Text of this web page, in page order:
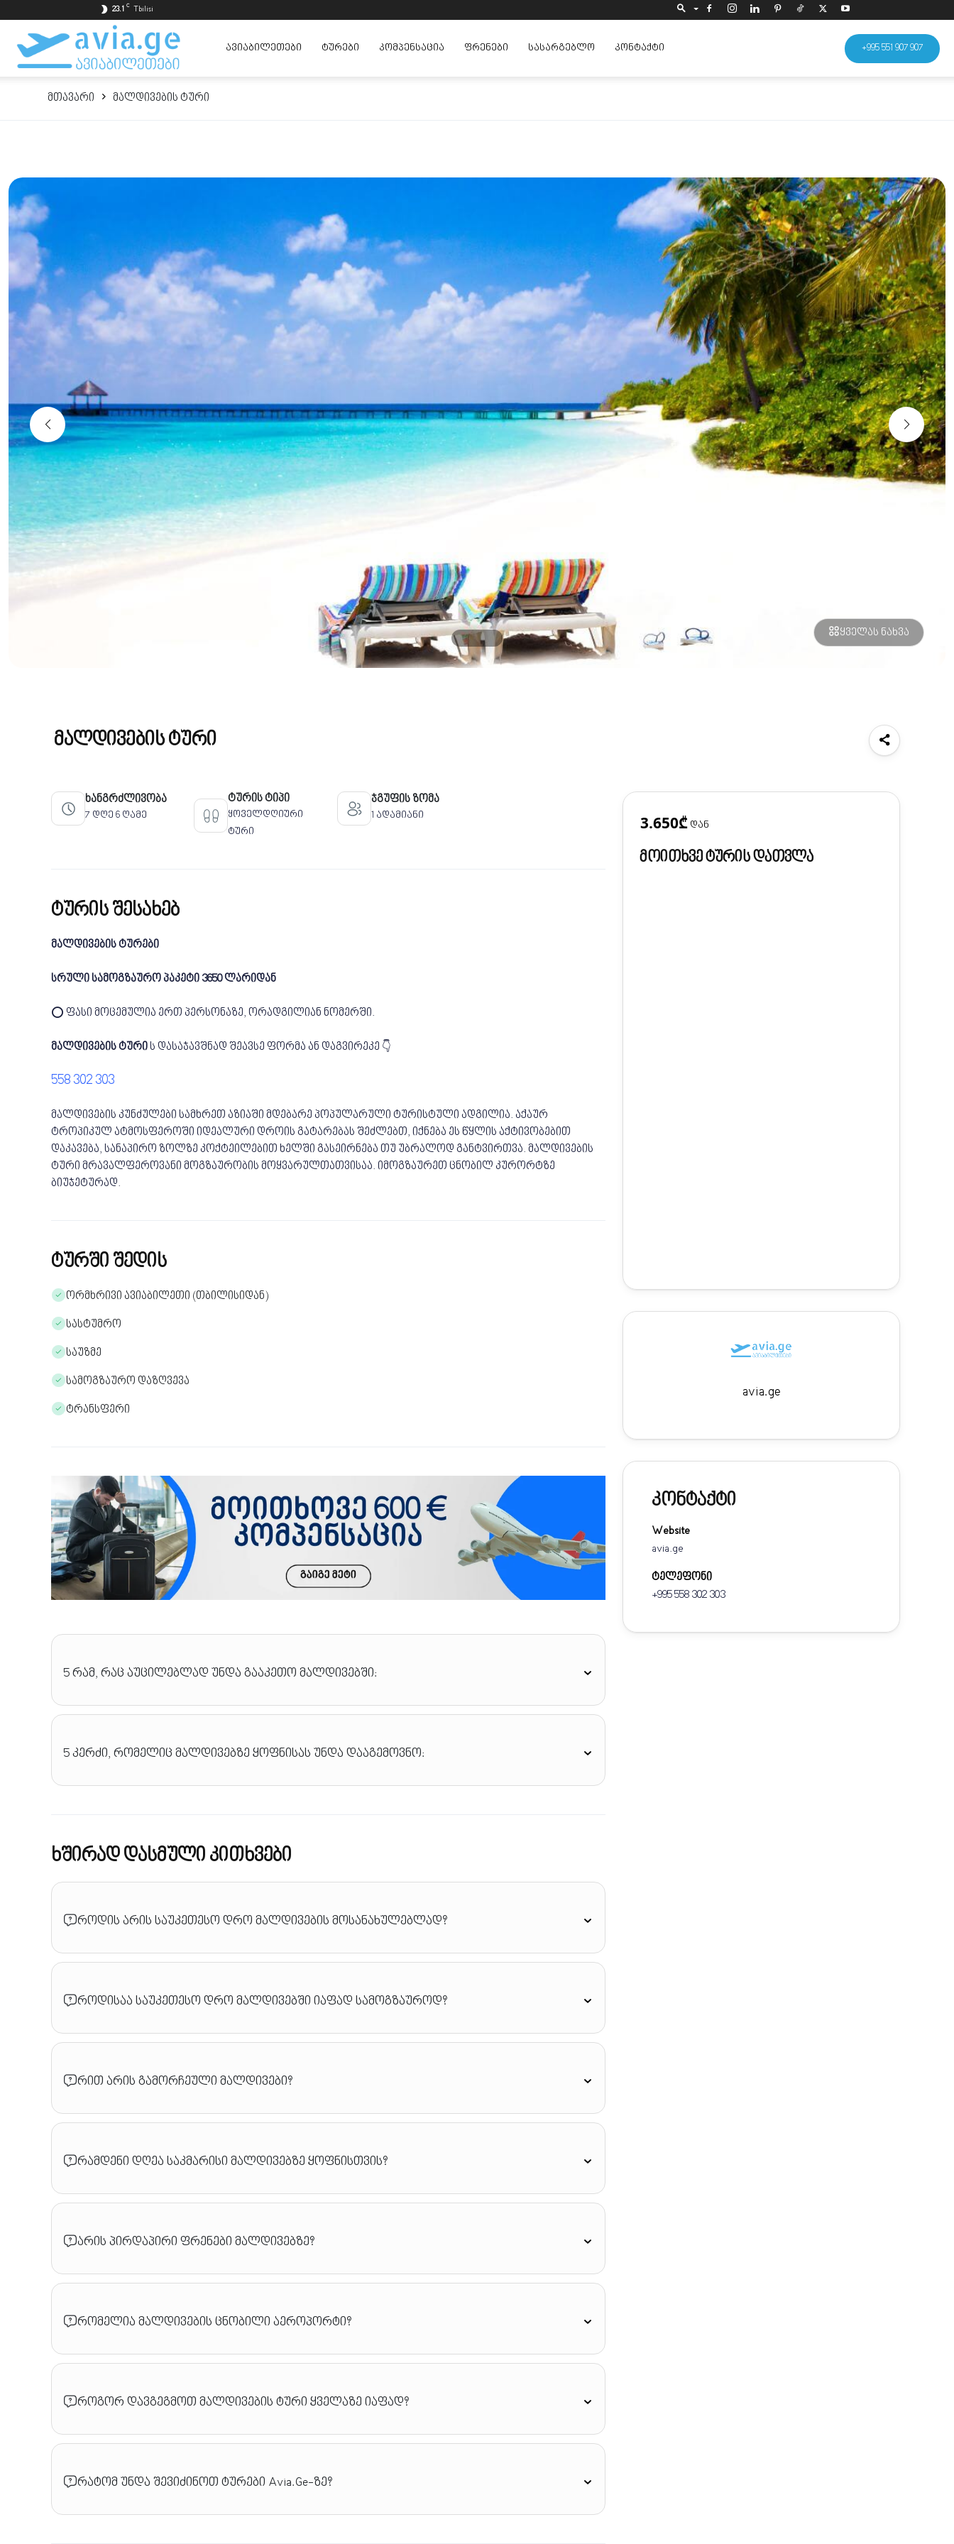
23.1 C Tbilisi
+995 551 907 907
ავიაბილეთები
ყველაზე
ᲐᲕᲘᲐᲑᲘᲚᲔᲗᲔᲑᲘ ᲢᲣᲠᲔᲑᲘ ᲙᲝᲛᲞᲔᲜᲡᲐᲪᲘᲐ ᲤᲠᲔᲜᲔᲑᲘ ᲡᲐᲡᲐᲠᲒᲔᲑᲚᲝ ᲙᲝᲜᲢᲐᲥᲢᲘ
მთავარი მალდივების ტური
ყველას ნახვა
მალდივების ტური
ხანგრძლივობა
7 დღე 6 ღამე
ტურის ტიპი
ყოველდღიური
ტური
ჯგუფის ზომა
1 ადამიანი
ტურის შესახებ
მალდივების ტურები
სრული სამოგზაურო პაკეტი 3650 ლარიდან
⭕ ფასი მოცემულია ერთ პერსონაზე, ორადგილიან ნომერში.
მალდივების ტურის დასაჯავშნად შეავსე ფორმა ან დაგვირეკე 👇
558 302 303
მალდივების კუნძულები სამხრეთ აზიაში მდებარე პოპულარული ტურისტული ადგილია. აქაურ
ტროპიკულ ატმოსფეროში იდეალური დროის გატარებას შეძლებთ, იქნება ეს წყლის აქტივობებით
დაკავება, სანაპირო ზოლზე კოქტეილებით ხელში გასეირნება თუ უბრალოდ განტვირთვა. მალდივების
ტური მრავალფეროვანი მოგზაურობის მოყვარულთათვისაა. იმოგზაურეთ ცნობილ კურორტზე
ბიუჯეტურად.
ტურში შედის
ორმხრივი ავიაბილეთი (თბილისიდან)
სასტუმრო
საუზმე
სამოგზაურო დაზღვევა
ტრანსფერი
5 რამ, რაც აუცილებლად უნდა გააკეთო მალდივებში:
5 კერძი, რომელიც მალდივებზე ყოფნისას უნდა დააგემოვნო:
ხშირად დასმული კითხვები
როდის არის საუკეთესო დრო მალდივების მოსანახულებლად?
როდისაა საუკეთესო დრო მალდივებში იაფად სამოგზაუროდ?
რით არის გამორჩეული მალდივები?
რამდენი დღეა საკმარისი მალდივებზე ყოფნისთვის?
არის პირდაპირი ფრენები მალდივებზე?
რომელია მალდივების ცნობილი აეროპორტი?
როგორ დავგეგმოთ მალდივების ტური ყველაზე იაფად?
რატომ უნდა შევიძინოთ ტურები Avia.Ge-ზე?
3.650₾ დან
მოითხვე ტურის დათვლა
avia.ge
კონტაქტი
Website
avia.ge
ტელეფონი
+995 558 302 303